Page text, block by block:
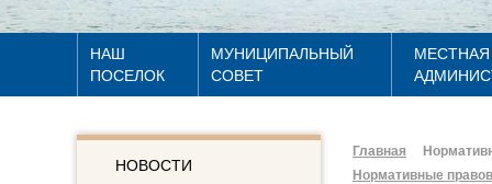
НАШ
ПОСЕЛОК
МУНИЦИПАЛЬНЫЙ
СОВЕТ
МЕСТНАЯ
НОВОСТИ
Главная
Нормативные